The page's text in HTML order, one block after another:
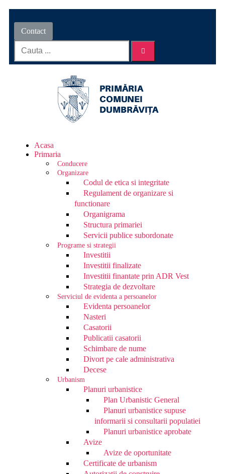
Contact
Acasa
Primaria
Conducere
Organizare
Codul de etica si integritate
Regulament de organizare si
functionare
Organigrama
Structura primariei
Servicii publice subordonate
Programe si strategii
Investitii
Investitii finalizate
Investitii finantate prin ADR Vest
Strategia de dezvoltare
Serviciul de evidenta a persoanelor
Evidenta persoanelor
Nasteri
Casatorii
Publicatii casatorii
Schimbare de nume
Divort pe cale administrativa
Decese
Urbanism
Planuri urbanistice
Plan Urbanistic General
Planuri urbanistice supuse
informarii si consultarii populatiei
Planuri urbanistice aprobate
Avize
Avize de oportunitate
Certificate de urbanism